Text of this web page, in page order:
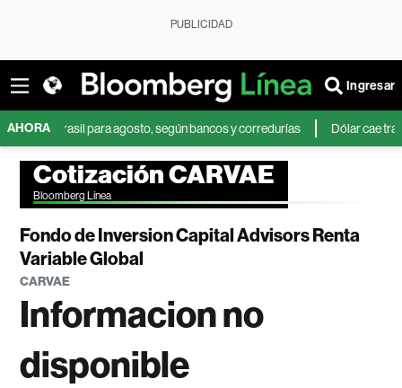
PUBLICIDAD
Ingresar
AHORA
Brasil para agosto, según bancos y corredurías Dólar cae tras débil
Cotización CARVAE
Bloomberg Línea
Fondo de Inversion Capital Advisors Renta
Variable Global
CARVAE
Informacion no
disponible